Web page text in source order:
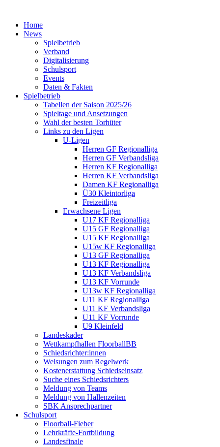
Home
News
Spielbetrieb
Verband
Digitalisierung
Schulsport
Events
Daten & Fakten
Spielbetrieb
Tabellen der Saison 2025/26
Spieltage und Ansetzungen
Wahl der besten Torhüter
Links zu den Ligen
U-Ligen
Herren GF Regionalliga
Herren GF Verbandsliga
Herren KF Regionalliga
Herren KF Verbandsliga
Damen KF Regionalliga
Ü30 Kleintorliga
Freizeitliga
Erwachsene Ligen
U17 KF Regionalliga
U15 GF Regionalliga
U15 KF Regionalliga
U15w KF Regionalliga
U13 GF Regionalliga
U13 KF Regionalliga
U13 KF Verbandsliga
U13 KF Vorrunde
U13w KF Regionalliga
U11 KF Regionalliga
U11 KF Verbandsliga
U11 KF Vorrunde
U9 Kleinfeld
Landeskader
Wettkampfhallen FloorballBB
Schiedsrichter:innen
Weisungen zum Regelwerk
Kostenerstattung Schiedseinsatz
Suche eines Schiedsrichters
Meldung von Teams
Meldung von Hallenzeiten
SBK Ansprechpartner
Schulsport
Floorball-Fieber
Lehrkräfte-Fortbildung
Landesfinale